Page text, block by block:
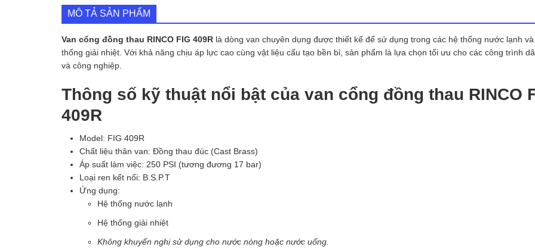
MÔ TẢ SẢN PHẨM
Van cổng đồng thau RINCO FIG 409R là dòng van chuyên dụng được thiết kế để sử dụng trong các hệ thống nước lạnh
thống giải nhiệt. Với khả năng chịu áp lực cao cùng vật liệu cấu tạo bền bỉ, sản phẩm là lựa chọn tối ưu cho các công trình
và công nghiệp.
Thông số kỹ thuật nổi bật của van cổng đồng thau RINCO
409R
Model: FIG 409R
Chất liệu thân van: Đồng thau đúc (Cast Brass)
Áp suất làm việc: 250 PSI (tương đương 17 bar)
Loại ren kết nối: B.S.P.T
Ứng dụng:
Hệ thống nước lạnh
Hệ thống giải nhiệt
Không khuyến nghị sử dụng cho nước nóng hoặc nước uống.